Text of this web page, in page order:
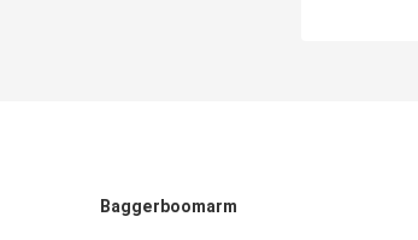
Baggerboomarm